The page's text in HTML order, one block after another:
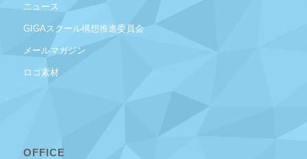
ニュース
GIGAスクール構想推進委員会
メールマガジン
ロゴ素材
OFFICE